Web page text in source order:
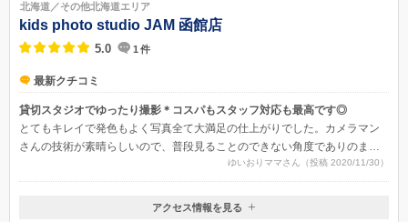
北海道／その他北海道エリア
kids photo studio JAM 函館店
5.0 1 件
最新クチコミ
貸切スタジオでゆったり撮影＊コスパもスタッフ対応も最高です◎
とてもキレイで発色もよく写真全て大満足の仕上がりでした。カメラマン
さんの技術が素晴らしいので、普段見ることのできない角度でありのまま
の姿を撮影してもらうことができ、素敵な思い出を作っていただくことが
できました。
ゆいおりママさん（投稿 2020/11/30）
アクセス情報を見る